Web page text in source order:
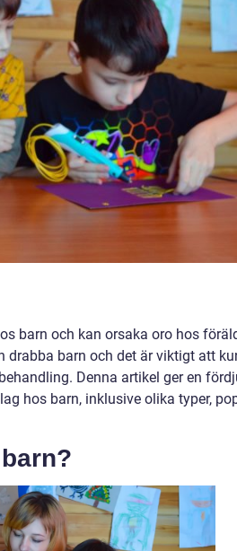
barn och kan orsaka oro hos
drabba barn och det är viktigt att
Denna artikel ger en
hos barn, inklusive olika typer,